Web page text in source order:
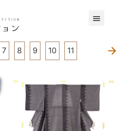
7 8 9 10 11